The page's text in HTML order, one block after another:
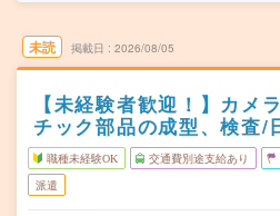
未読 掲載日 2026/08/05
【未経験者歓迎！】カメ
チック部品の成型、検査/
職種未経験OK 交通費別途支給あり
派遣